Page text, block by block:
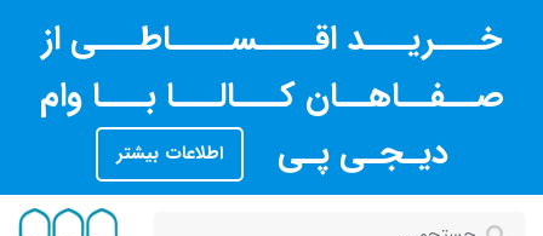
خـــریـــد اقــــســــاطـــی از
صــفــاهــان کـــالـــا بـــا وام
دیـجـی پـی
اطلاعات بیشتر